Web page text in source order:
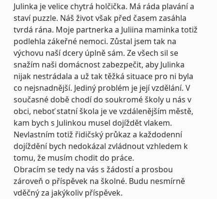
Julinka je velice chytrá holčička. Má ráda plavání a
staví puzzle. Náš život však před časem zasáhla
tvrdá rána. Moje partnerka a Juliina maminka totiž
podlehla zákeřné nemoci. Zůstal jsem tak na
výchovu naší dcery úplně sám. Ze všech sil se
snažím naši domácnost zabezpečit, aby Julinka
nijak nestrádala a už tak těžká situace pro ni byla
co nejsnadnější. Jediný problém je její vzdělání. V
současné době chodí do soukromé školy u nás v
obci, neboť statní škola je ve vzdálenějším městě,
kam bych s Julinkou musel dojíždět vlakem.
Nevlastním totiž řidičský průkaz a každodenní
dojíždění bych nedokázal zvládnout vzhledem k
tomu, že musím chodit do práce.
Obracím se tedy na vás s žádostí a prosbou
zároveň o příspěvek na školné. Budu nesmírně
vděčný za jakýkoliv příspěvek.